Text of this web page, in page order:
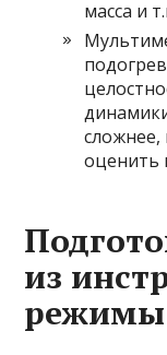
масса и
оценить
из
режимы